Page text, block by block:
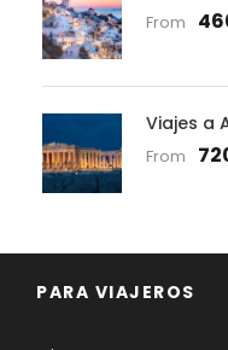
From
Viajes a
From
PARA VIAJEROS